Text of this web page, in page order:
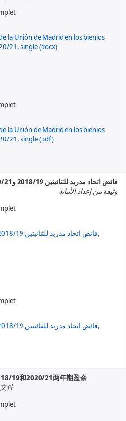
فائض اتحاد مدريد للثنائيتين 2018/19 و2020/21
وثيقة من إعداد الأمانة
19和2020/21两年期盈余
件